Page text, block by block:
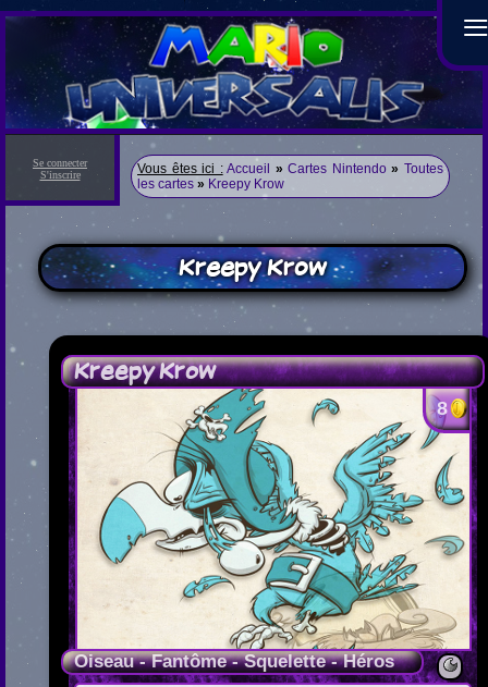
≡
Se connecter
S'inscrire
Vous êtes ici : Accueil » Cartes Nintendo » Toutes
les cartes » Kreepy Krow
Kreepy Krow
Kreepy Krow
8
Oiseau - Fantôme - Squelette - Héros